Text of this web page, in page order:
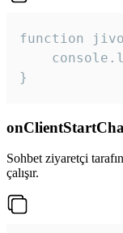
function
}
Sohbet ziyaretçi
çalışır.